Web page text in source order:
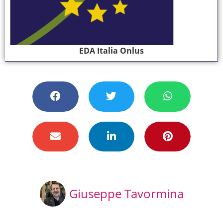
EDA Italia Onlus
Giuseppe Tavormina